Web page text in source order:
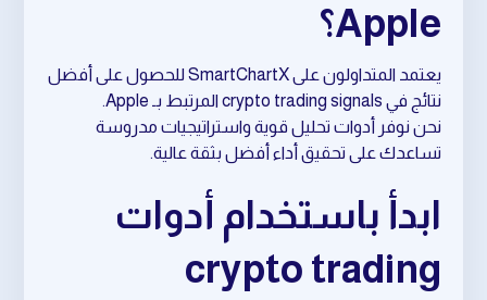
Apple؟
يعتمد المتداولون على SmartChartX للحصول على أفضل
نتائج في crypto trading signals المرتبط بـ Apple.
نحن نوفر أدوات تحليل قوية واستراتيجيات مدروسة
تساعدك على تحقيق أداء أفضل بثقة عالية.
ابدأ باستخدام أدوات
crypto trading